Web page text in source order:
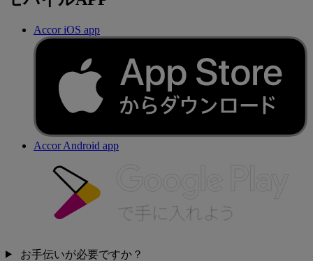
Accor iOS app
Accor Android app
お手伝いが必要ですか？